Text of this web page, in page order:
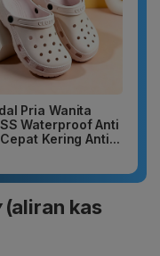
Pria Wanita
Waterproof Anti
Kering Anti...
(aliran kas